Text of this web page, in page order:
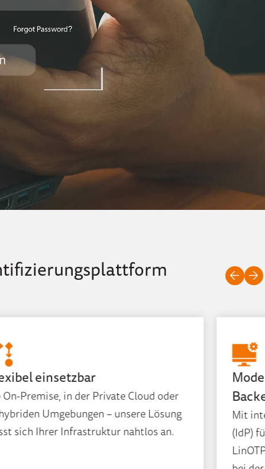
einsetzbar
On-Premise, in der Private Cloud oder
Umgebungen – unsere Lösung
sich Ihrer Infrastruktur nahtlos an.
Mit
(IdP)